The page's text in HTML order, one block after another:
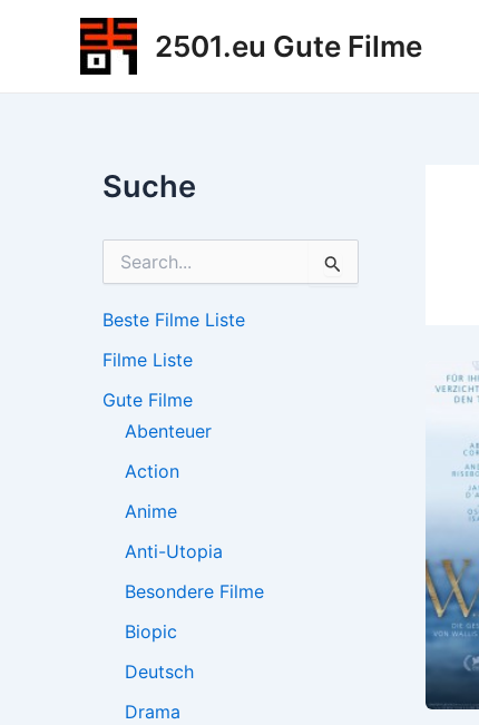
2501.eu Gute Filme
Suche
h
n
a
Beste Filme Liste
Filme Liste
Gute Filme
Abenteuer
Action
Anime
Anti-Utopia
Besondere Filme
Biopic
Deutsch
Drama